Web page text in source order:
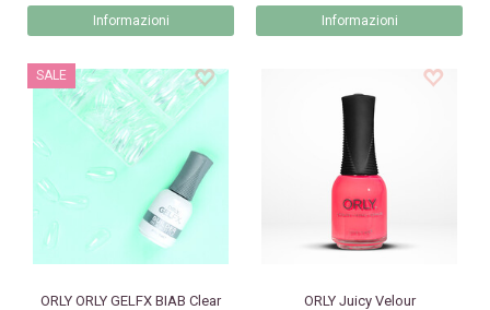
Informazioni Informazioni
SALE
ORLY ORLY GELFX BIAB Clear ORLYJuicy Velour